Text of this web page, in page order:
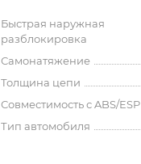
Быстрая наружная
разблокировка
Самонатяжение
Толщина цепи
Совместимость с ABS/ESP
Тип автомобиля